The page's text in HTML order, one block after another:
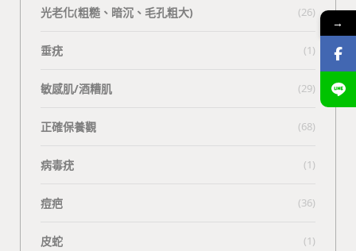
光老化(粗糙、暗沉、毛孔粗大) (26)
垂疣 (1)
敏感肌/酒糟肌 (29)
正確保養觀 (68)
病毒疣 (1)
痘疤 (36)
皮蛇 (1)
→